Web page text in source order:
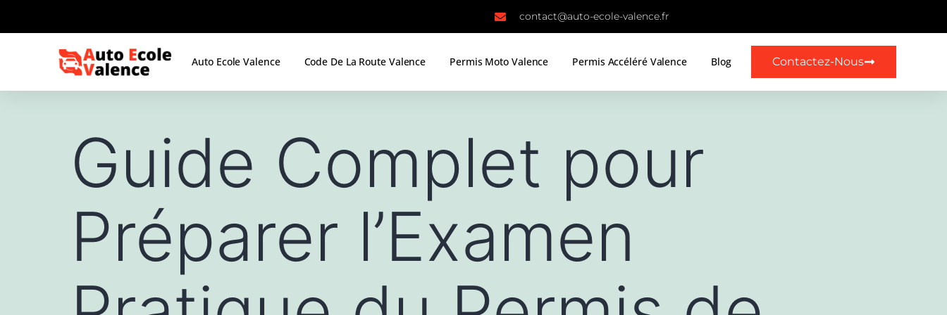
contact@auto-ecole-valence.fr
Auto Ecole Valence Code De La Route Valence Permis Moto Valence Permis Accéléré Valence Blog Contactez-Nous
Guide Complet pour
Préparer l’Examen